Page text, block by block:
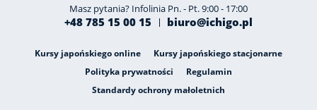
Masz pytania? Infolinia Pn. - Pt. 9:00 - 17:00
+48 785 15 00 15 biuro@ichigo.pl
Kursy japońskiego online
Kursy japońskiego stacjonarne
Polityka prywatności
Regulamin
Standardy ochrony małoletnich